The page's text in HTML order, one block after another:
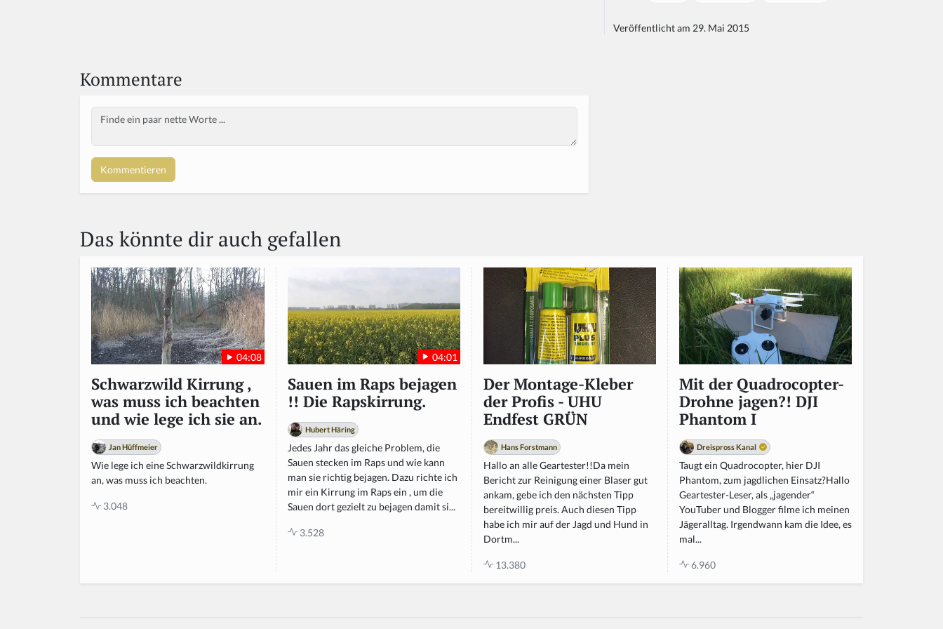
Veröffentlicht am 29. Mai 2015
Kommentare
Body
Das könnte dir auch gefallen
04:08
Schwarzwild Kirrung ,
was muss ich beachten
und wie lege ich sie an.
Jan Hüffmeier
Wie lege ich eine Schwarzwildkirrung
an, was muss ich beachten.
3.048
04:01
Sauen im Raps bejagen
!! Die Rapskirrung.
Hubert Häring
Jedes Jahr das gleiche Problem, die
Sauen stecken im Raps und wie kann
man sie richtig bejagen. Dazu richte ich
mir ein Kirrung im Raps ein , um die
Sauen dort gezielt zu bejagen damit si...
3.528
Der Montage-Kleber
der Profis - UHU
Endfest GRÜN
Hans Forstmann
Hallo an alle Geartester!!Da mein
Bericht zur Reinigung einer Blaser gut
ankam, gebe ich den nächsten Tipp
bereitwillig preis. Auch diesen Tipp
habe ich mir auf der Jagd und Hund in
Dortm...
13.380
Mit der Quadrocopter-
Drohne jagen?! DJI
Phantom I
Dreispross Kanal
Taugt ein Quadrocopter, hier DJI
Phantom, zum jagdlichen Einsatz?Hallo
Geartester-Leser, als „jagender“
YouTuber und Blogger filme ich meinen
Jägeralltag. Irgendwann kam die Idee, es
mal...
6.960